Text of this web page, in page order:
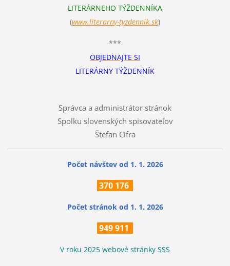
LITERÁRNEHO TÝŽDENNÍKA
(www.literarny-tyzdennik.sk)
***
OBJEDNAJTE SI
LITERÁRNY TÝŽDENNÍK
Správca a administrátor stránok
Spolku slovenských spisovateľov
Štefan Cifra
Počet návštev od 1. 1. 2026
370 176
Počet stránok od 1. 1. 2026
949 911
V roku 2025 webové stránky SSS